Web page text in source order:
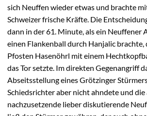
sich Neuffen wieder etwas und brachte
Schweizer frische Kräfte. Die
dann in der 61. Minute, als ein Neuffener
einen Flankenball durch Hanjalic brachte,
Pfosten Hasenöhrl mit einem
das Tor setzte. Im direkten Gegenangriff
Abseitsstellung eines Grötzinger
Schiedsrichter aber nicht ahndete und
nachzusetzende lieber diskutierende